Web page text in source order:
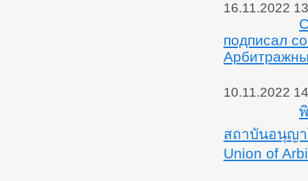
16.11.2022
подписал
10.11.2022
สถาบันอนุญา
Union of